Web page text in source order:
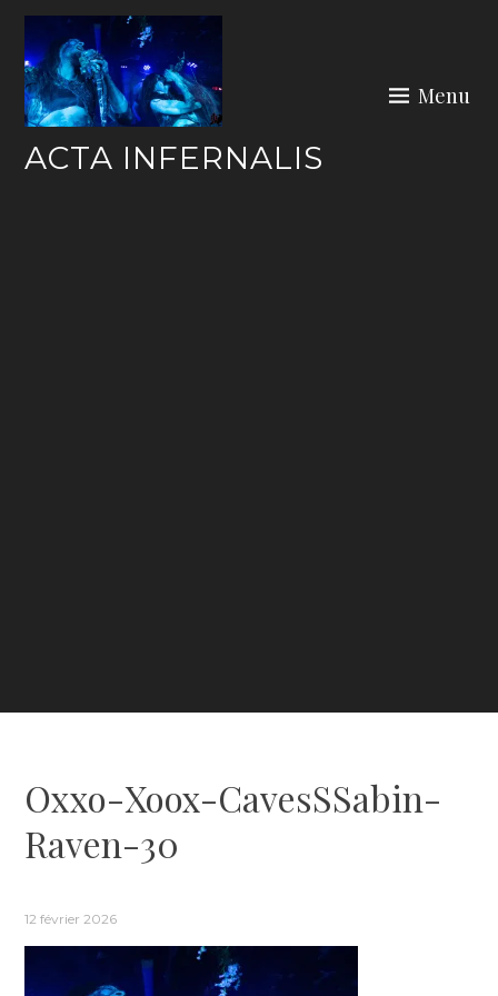
Skip
content
ACTA INFERNALIS
Menu
Oxxo-Xoox-CavesSSabin-
Raven-30
12 février 2026